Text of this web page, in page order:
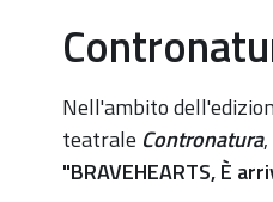
https://
2019-
2020-
Nell'ambito
teatrale Contronatura,
"BRAVEHEARTS, È